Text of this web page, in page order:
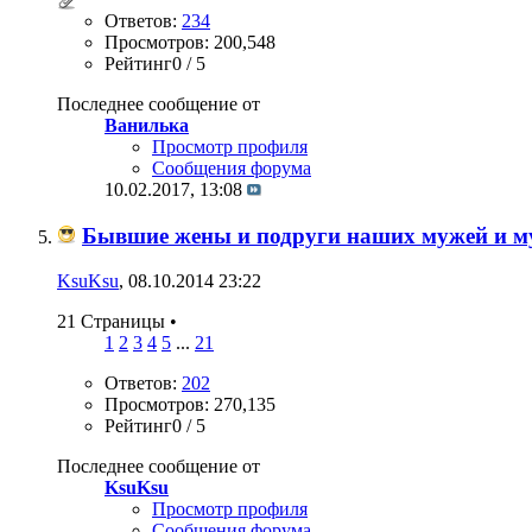
Ответов: 234
Просмотров: 200,548
Рейтинг0 / 5
Последнее сообщение от
Ванилька
Просмотр профиля
Сообщения форума
10.02.2017, 13:08
Бывшие жены и подруги наших мужей и
KsuKsu, 08.10.2014 23:22
21 Страницы •
1 2 3 4 5 ... 21
Ответов: 202
Просмотров: 270,135
Рейтинг0 / 5
Последнее сообщение от
KsuKsu
Просмотр профиля